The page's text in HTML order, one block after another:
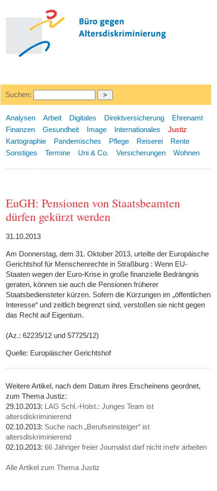
Suchen:
Analysen Arbeit Digitales Direktversicherung
Ehrenamt
Finanzen
Gesundheit Image Internationales
Justiz
Kartographie
Pandemisches Pflege Reiserei
Rente
Sonstiges
Termine Uni & Co. Versicherungen Wohnen
EuGH: Pensionen von Staatsbeamten
dürfen gekürzt werden
31.10.2013
Am Donnerstag, dem 31. Oktober 2013, urteilte der Europäische
Gerichtshof für Menschenrechte in Straßburg : Wenn EU-
Staaten wegen der Euro-Krise in große finanzielle Bedrängnis
geraten, können sie auch die Pensionen früherer
Staatsbediensteter kürzen. Sofern die Kürzungen im „öffentlichen
Interesse“ und zeitlich begrenzt sind, verstoßen sie nicht gegen
das Recht auf Eigentum.
(Az.: 62235/12 und 57725/12)
Quelle: Europäischer Gerichtshof
Weitere Artikel, nach dem Datum ihres Erscheinens geordnet,
zum Thema Justiz:
29.10.2013: LAG Schl.-Holst.: Junges Team ist
altersdiskriminierend
02.10.2013: Suche nach „Berufseinsteiger“ ist
altersdiskriminierend
02.10.2013:66 Jähriger freier Journalist darf nicht mehr arbeiten
Alle Artikel zum Thema Justiz